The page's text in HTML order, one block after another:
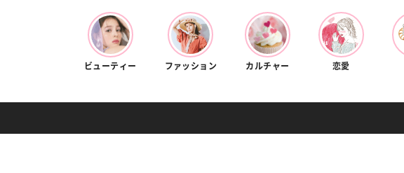
ビューティー ファッション カルチャー 恋愛